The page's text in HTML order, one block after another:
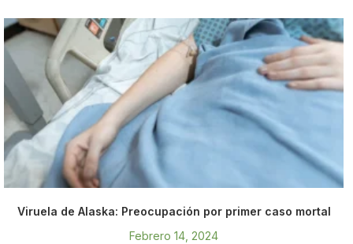
Viruela de Alaska: Preocupación por primer caso mortal
Febrero 14, 2024